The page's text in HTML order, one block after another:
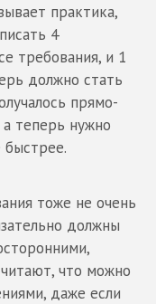
практика,
4
требования, и 1
должно стать
прямо-
теперь нужно
тоже не очень
должны
что можно
даже если